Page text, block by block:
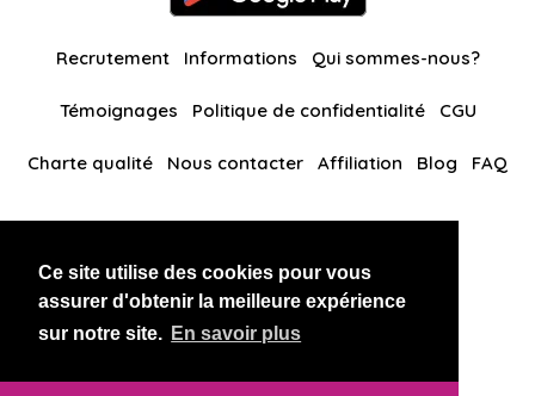
Ce site utilise des cookies pour vous
assurer d'obtenir la meilleure expérience
sur notre site. En savoir plus
Recrutement Informations Qui sommes-nous?
Témoignages Politique de confidentialité CGU
Charte qualité Nous contacter Affiliation Blog FAQ
BlackAndBeauties RussianKisses